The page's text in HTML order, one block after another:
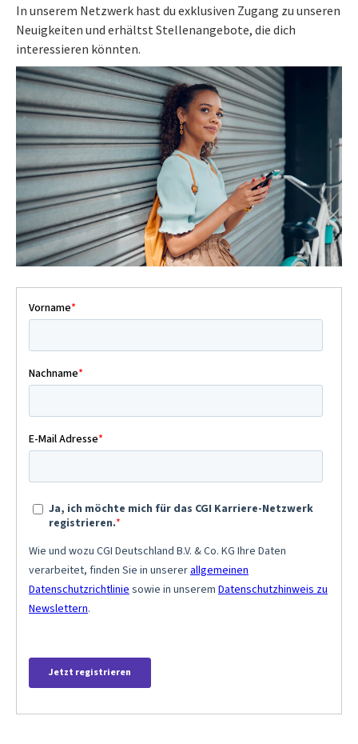
In unserem Netzwerk hast du exklusiven Zugang zu unseren
Neuigkeiten und erhältst Stellenangebote, die dich
interessieren könnten.